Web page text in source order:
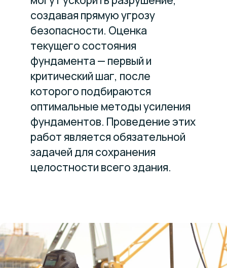
создавая прямую угрозу
безопасности. Оценка
текущего состояния
фундамента — первый и
критический шаг, после
которого подбираются
оптимальные методы усиления
фундаментов. Проведение этих
работ является обязательной
задачей для сохранения
целостности всего здания.